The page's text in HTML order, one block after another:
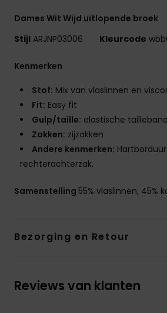
Dames Wit Wijd uitlopende broek
Stijl ARJNP03006 Kleurcode
Kenmerken
Stof: Mix van vlaslinnen en
Fit: Easy fit
Gulp/taille: elastische tailleband
Zakken: zijzakken
Andere kenmerken:
rechterachterzak.
Samenstelling 55% vlaslinnen, 45%
Bezorging en Retour
Reviews van klanten